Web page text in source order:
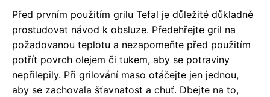
Před prvním použitím grilu Tefal je důležité důkladně
prostudovat návod k obsluze. Předehřejte gril na
požadovanou teplotu a nezapomeňte před použitím
potřít povrch olejem či tukem, aby se potraviny
nepřilepily. Při grilování maso otáčejte jen jednou,
aby se zachovala šťavnatost a chuť. Dbejte na to,